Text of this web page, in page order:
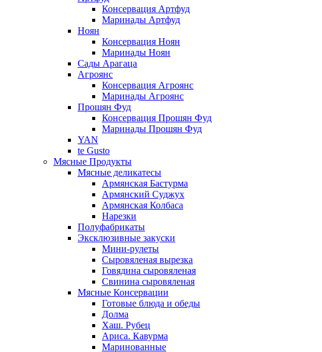
Консервация Артфуд
Маринады Артфуд
Ноян
Консервация Ноян
Маринады Ноян
Сады Арагаца
Агроянс
Консервация Агроянс
Маринады Агроянс
Прошян Фуд
Консервация Прошян Фуд
Маринады Прошян Фуд
YAN
te Gusto
Мясные Продукты
Мясные деликатесы
Армянская Бастурма
Армянский Суджух
Армянская Колбаса
Нарезки
Полуфабрикаты
Эксклюзивные закуски
Мини-рулеты
Сыровяленая вырезка
Говядина сыровяленая
Свинина сыровяленая
Мясные Консервации
Готовые блюда и обеды
Долма
Хаш. Рубец
Ариса. Кавурма
Маринованные